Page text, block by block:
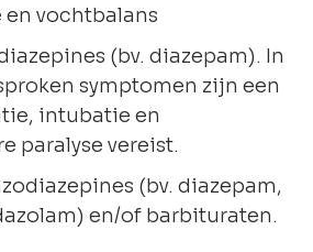
vochtbalans
(bv. diazepam). In
symptomen zijn een
intubatie en
paralyse vereist.
(bv. diazepam,
en/of barbituraten.